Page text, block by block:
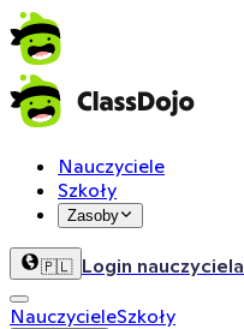
Nauczyciele
Szkoły
Zasoby
🇵🇱 Login nauczyciela
NauczycieleSzkoły